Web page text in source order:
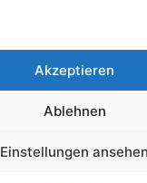
Akzeptieren
Ablehnen
Einstellungen ansehen
Landkreis Miesbach